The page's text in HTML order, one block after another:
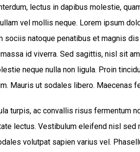
lectus in dapibus molestie,
vel mollis neque. Lorem ipsum
sociis natoque penatibus et magnis
id viverra. Sed sagittis, nisl sit
neque nulla non ligula. Proin
Mauris ut sodales libero. Maecenas
turpis, ac convallis risus fermentum
lectus. Vestibulum eleifend nisl
volutpat sapien varius vel.